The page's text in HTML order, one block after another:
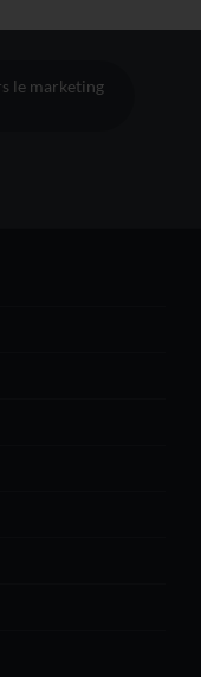
le marketing